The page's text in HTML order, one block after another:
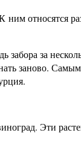
ним относятся
забора за
заново.
Эти